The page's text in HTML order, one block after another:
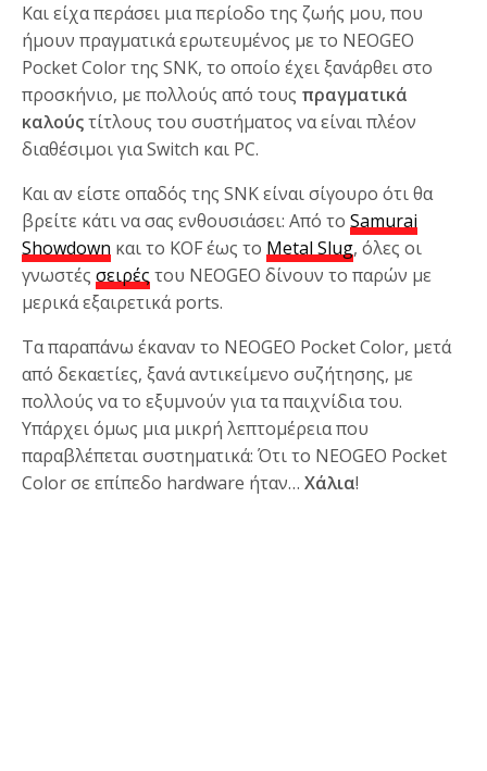
Και είχα περάσει μια περίοδο της ζωής μου, που
ήμουν πραγματικά ερωτευμένος με το NEOGEO
Pocket Color της SNK, το οποίο έχει ξανάρθει στο
προσκήνιο, με πολλούς από τους πραγματικά
καλούςτίτλους του συστήματος να είναι πλέον
διαθέσιμοι για Switch και PC.
Και αν είστε οπαδός της SNK είναι σίγουρο ότι θα
βρείτε κάτι να σας ενθουσιάσει: Από τoSamurai
Showdown και το KOF έως το Metal Slug, όλες οι
γνωστέςσειρές του NEOGEO δίνουν το παρών με
μερικά εξαιρετικά ports.
Τα παραπάνω έκαναν το NEOGEO Pocket Color, μετά
από δεκαετίες, ξανά αντικείμενο συζήτησης, με
πολλούς να το εξυμνούν για τα παιχνίδια του.
Υπάρχει όμως μια μικρή λεπτομέρεια που
παραβλέπεται συστηματικά: Ότι το NEOGEO Pocket
Color σε επίπεδο hardware ήταν…Χάλια!